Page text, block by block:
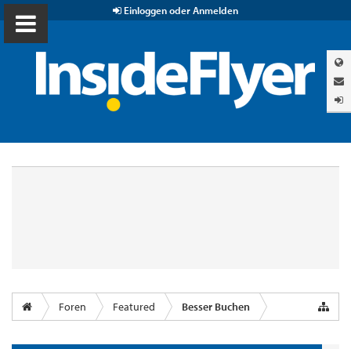
Einloggen oder Anmelden
Foren Featured Besser Buchen